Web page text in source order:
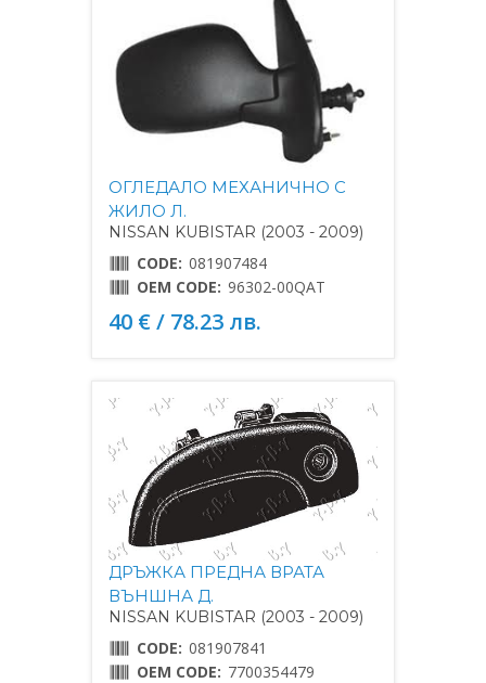
ОГЛЕДАЛО МЕХАНИЧНО С
ЖИЛО Л.
NISSAN KUBISTAR (2003 - 2009)
CODE: 081907484
OEM CODE: 96302-00QAT
40 € / 78.23 лв.
ДРЪЖКА ПРЕДНА ВРАТА
ВЪНШНА Д.
NISSAN KUBISTAR (2003 - 2009)
CODE: 081907841
OEM CODE: 7700354479